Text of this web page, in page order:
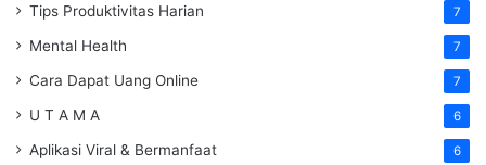
Tips Produktivitas Harian 7
Mental Health 7
Cara Dapat Uang Online 7
U T A M A 6
Aplikasi Viral & Bermanfaat 6